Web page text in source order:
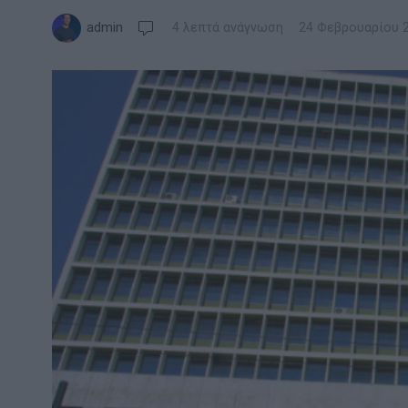
admin 4 λεπτά ανάγνωση 24 Φεβρουαρίου